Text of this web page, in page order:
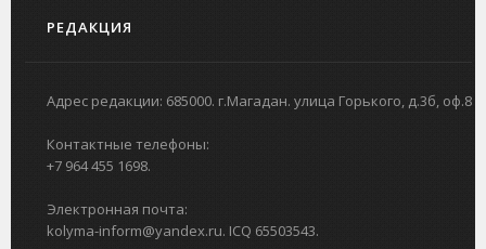
РЕДАКЦИЯ
Адрес редакции: 685000. г.Магадан. улица Горького, д.3б, оф.8
Контактные телефоны:
+7 964 455 1698.
Электронная почта:
kolyma-inform@yandex.ru. ICQ 65503543.